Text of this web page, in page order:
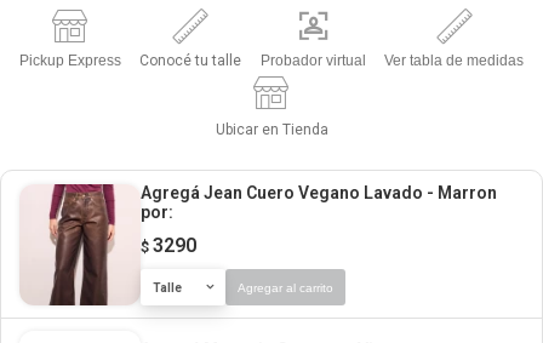
Pickup Express Conocé tu talle Probador virtual Ver tabla de medidas
Ubicar en Tienda
Agregá Jean Cuero Vegano Lavado - Marron
por:
$ 3290
Talle Agregar al carrito